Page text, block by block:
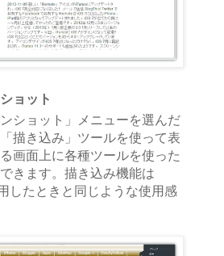
ョット
ンショット」メニューを選んだ
描き込み」ツールを使って表
画面上に各種ツールを使った
きます。描き込み機能は
したときと同じような使用感